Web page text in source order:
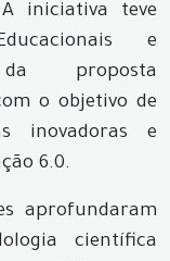
iniciativa teve
e
da proposta
o objetivo de
inovadoras e
6.0.
aprofundaram
científica